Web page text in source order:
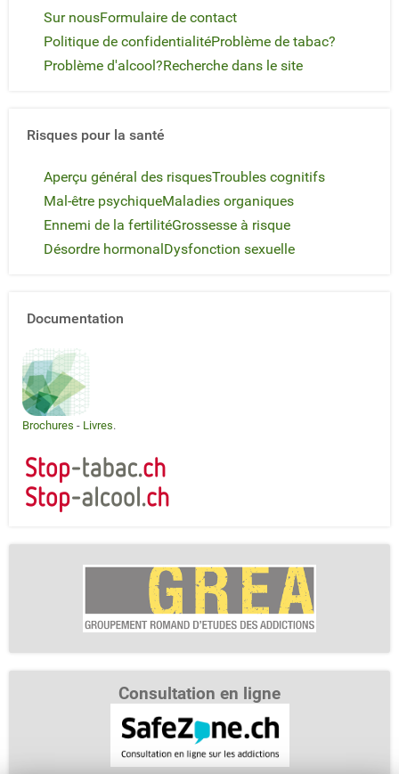
Sur nousFormulaire de contact
Politique de confidentialitéProblème de tabac?
Problème d'alcool?Recherche dans le site
Risques pour la santé
Aperçu général des risquesTroubles cognitifs
Mal-être psychiqueMaladies organiques
Ennemi de la fertilitéGrossesse à risque
Désordre hormonalDysfonction sexuelle
Documentation
Brochures - Livres.
Consultation en ligne